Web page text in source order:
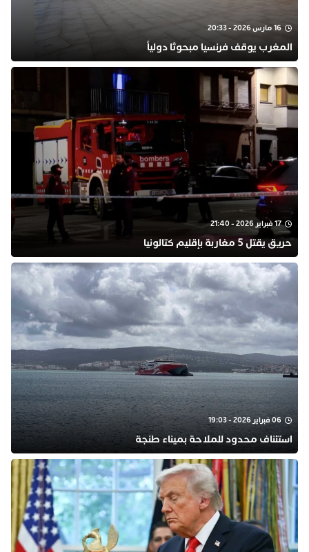
16 مارس 2026 - 20:33
المغرب يوقف فرنسيا مبحوثا دولياً
17 فبراير 2026 - 21:40
حريق يقتل 5 مغاربة بإقليم كتالونيا
06 فبراير 2026 - 19:03
استئناف محدود للملاحة بميناء طنجة